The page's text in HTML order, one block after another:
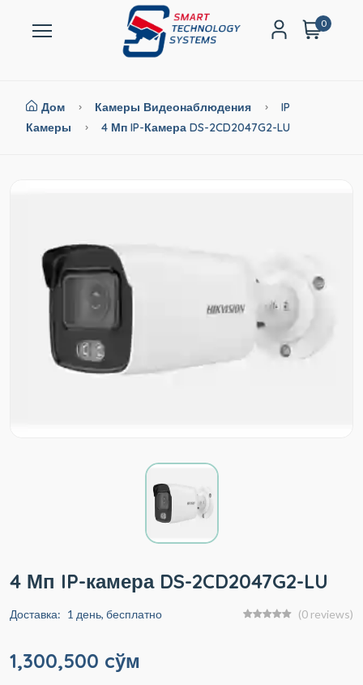
0
Дом Камеры Видеонаблюдения
IP
Камеры
4 Мп IP-Камера DS-2CD2047G2-LU
4 Мп IP-камера DS-2CD2047G2-LU
Доставка: 1 день, бесплатно (0 reviews)
1,300,500 cўм